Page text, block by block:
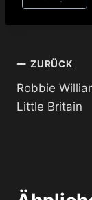
ZURÜCK
Robbie
Little Britain